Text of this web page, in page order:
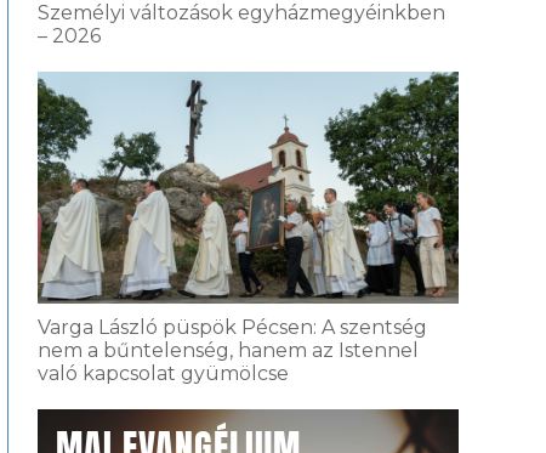
Személyi változások egyházmegyéinkben
– 2026
Varga László püspök Pécsen: A szentség
nem a bűntelenség, hanem az Istennel
való kapcsolat gyümölcse